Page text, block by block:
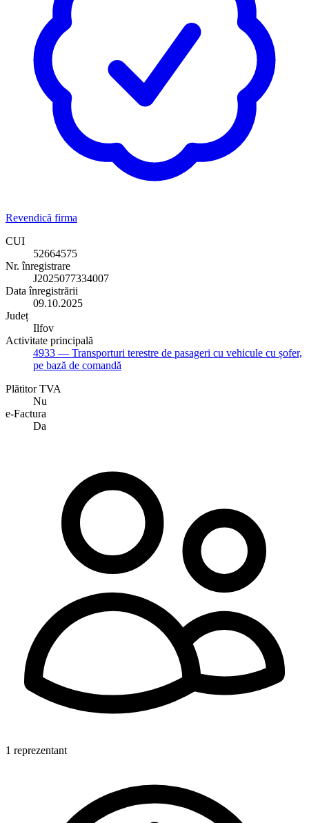
Revendică firma
CUI
52664575
Nr. înregistrare
J2025077334007
Data înregistrării
09.10.2025
Județ
Ilfov
Activitate principală
4933 — Transporturi terestre de pasageri cu vehicule cu șofer,
pe bază de comandă
Plătitor TVA
Nu
e-Factura
Da
1 reprezentant